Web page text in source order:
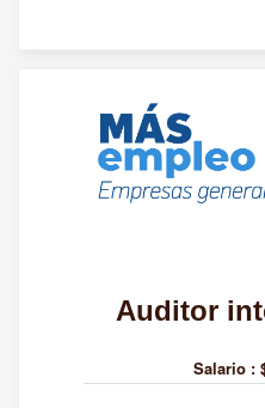
Auditor
Salario :